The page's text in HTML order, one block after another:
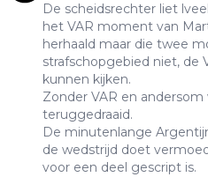
De scheidsrechter liet
het VAR moment van
herhaald maar die twee
strafschopgebied niet, de
kunnen kijken.
Zonder VAR en
teruggedraaid.
De minutenlange
de wedstrijd doet
voor een deel gescript is.